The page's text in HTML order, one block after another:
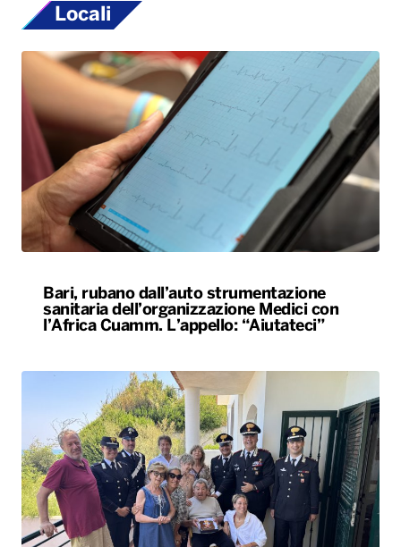
Locali
Bari, rubano dall’auto strumentazione
sanitaria dell’organizzazione Medici con
l’Africa Cuamm. L’appello: “Aiutateci”